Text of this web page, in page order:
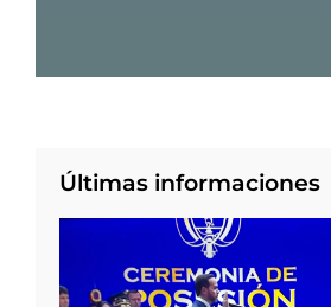
Últimas informaciones